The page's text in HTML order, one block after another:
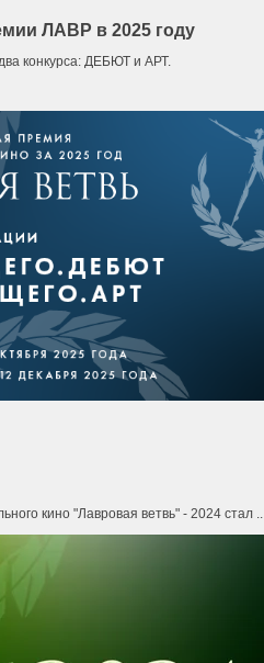
ЛАВР в 2025 году
конкурса: ДЕБЮТ и АРТ.
кино "Лавровая ветвь" - 2024 стал ..